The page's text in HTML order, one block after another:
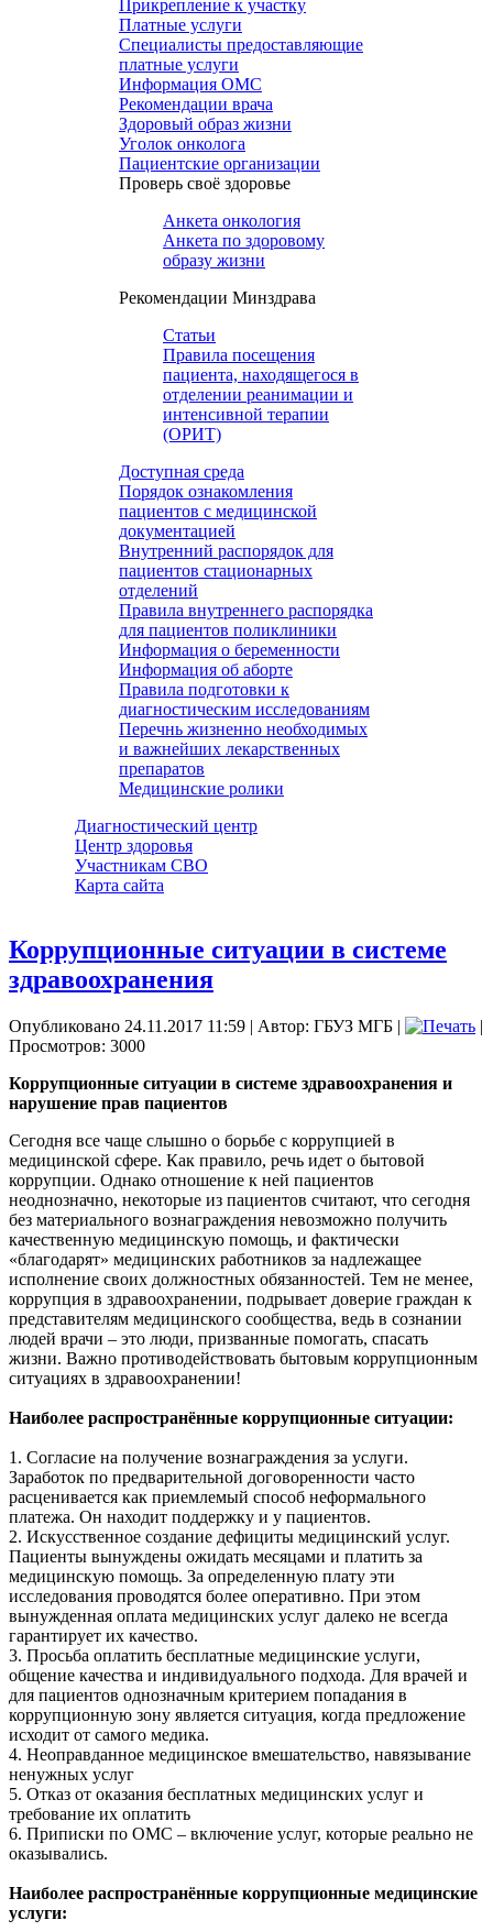
Прикрепление к участку
Платные услуги
Специалисты предоставляющие
платные услуги
Информация ОМС
Рекомендации врача
Здоровый образ жизни
Уголок онколога
Пациентские организации
Проверь своё здоровье
Анкета онкология
Анкета по здоровому
образу жизни
Рекомендации Минздрава
Статьи
Правила посещения
пациента, находящегося в
отделении реанимации и
интенсивной терапии
(ОРИТ)
Доступная среда
Порядок ознакомления
пациентов с медицинской
документацией
Внутренний распорядок для
пациентов стационарных
отделений
Правила внутреннего распорядка
для пациентов поликлиники
Информация о беременности
Информация об аборте
Правила подготовки к
диагностическим исследованиям
Перечнь жизненно необходимых
и важнейших лекарственных
препаратов
Медицинские ролики
Диагностический центр
Центр здоровья
Участникам СВО
Карта сайта
Коррупционные ситуации в системе
здравоохранения
Опубликовано 24.11.2017 11:59 | Автор: ГБУЗ МГБ |
|
Просмотров: 3000
Коррупционные ситуации в системе здравоохранения и
нарушение прав пациентов
Сегодня все чаще слышно о борьбе с коррупцией в
медицинской сфере. Как правило, речь идет о бытовой
коррупции. Однако отношение к ней пациентов
неоднозначно, некоторые из пациентов считают, что сегодня
без материального вознаграждения невозможно получить
качественную медицинскую помощь, и фактически
«благодарят» медицинских работников за надлежащее
исполнение своих должностных обязанностей. Тем не менее,
коррупция в здравоохранении, подрывает доверие граждан к
представителям медицинского сообщества, ведь в сознании
людей врачи – это люди, призванные помогать, спасать
жизни. Важно противодействовать бытовым коррупционным
ситуациях в здравоохранении!
Наиболее распространённые коррупционные ситуации:
1. Согласие на получение вознаграждения за услуги.
Заработок по предварительной договоренности часто
расценивается как приемлемый способ неформального
платежа. Он находит поддержку и у пациентов.
2. Искусственное создание дефициты медицинский услуг.
Пациенты вынуждены ожидать месяцами и платить за
медицинскую помощь. За определенную плату эти
исследования проводятся более оперативно. При этом
вынужденная оплата медицинских услуг далеко не всегда
гарантирует их качество.
3. Просьба оплатить бесплатные медицинские услуги,
общение качества и индивидуального подхода. Для врачей и
для пациентов однозначным критерием попадания в
коррупционную зону является ситуация, когда предложение
исходит от самого медика.
4. Неоправданное медицинское вмешательство, навязывание
ненужных услуг
5. Отказ от оказания бесплатных медицинских услуг и
требование их оплатить
6. Приписки по ОМС – включение услуг, которые реально не
оказывались.
Наиболее распространённые коррупционные медицинские
услуги: